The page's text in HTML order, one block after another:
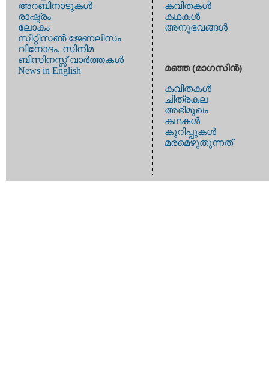
അറബിനാടുകള്‍
രാഷ്ട്രം
ലോകം
സിറ്റിസണ്‍ ജേണലിസം
വിനോദം, സിനിമ
ബിസിനസ്സ് വാര്‍ത്തകള്‍
News in English
കവിതകള്‍
കഥകള്‍
അനുഭവങ്ങള്‍
മഞ്ഞ (മാഗസിന്‍)
കവിതകള്‍
ചിത്രകല
അഭിമുഖം
കഥകള്‍
കുറിപ്പുകള്‍
മരമെഴുതുന്നത്